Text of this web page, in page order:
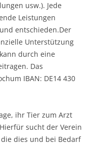
usw.). Jede
Leistungen
entschieden.Der
Unterstützung
durch eine
Das
IBAN: DE14 430
ihr Tier zum Arzt
sucht der Verein
dies und bei Bedarf